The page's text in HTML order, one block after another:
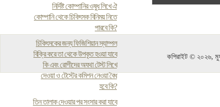
নির্দিষ্ট কোম্পানির ওষুধ লিখে ঐ
কোম্পানি থেকে চিকিৎসক বিনিময় নিতে
পারবে কি?
চিকিৎসকের জন্য ফিজিশিয়ান স্যাম্পল
বিক্রি করে তা থেকে উপকৃত হওয়া যাবে
কি এবং রোগীদের অযথা টেস্ট লিখে
দেওয়া ও টেস্টের কমিশন নেওয়া বৈধ
হবে কি?
তিন তালাক দেওয়ার পর সংসার করা যাবে
কপিরাইট © ২০২৬,